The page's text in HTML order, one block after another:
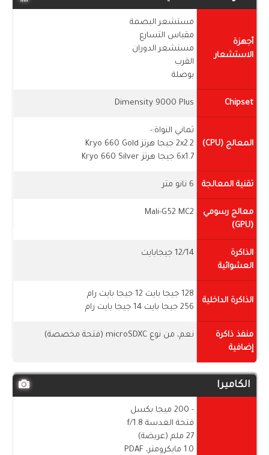
أجهزة
الاستشعار
مستشعر البصمة
مقياس التسارع
مستشعر الدوران
القرب
بوصلة
Chipset
Dimensity 9000 Plus
المعالج (CPU)
ثماني النواة:-
2x2.2 جيجا هرتز Kryo 660 Gold
6x1.7 جيجا هرتز Kryo 660 Silver
تقنية المعالجة 6 نانو متر
معالج رسومي
(GPU)
Mali-G52 MC2
الذاكرة
العشوائية
12/14 جيجابايت
الذاكرة الداخلية
128 جيجا بايت 12 جيجا بايت رام
256 جيجا بايت 14 جيجا بايت رام
منفذ ذاكرة
إضافية
نعم، من نوع microSDXC (فتحة مخصصة)
الكاميرا
- 200 ميجا بكسل
فتحة العدسة f/1.8
27 ملم (عريضة)
1.0 مايكرومتر، PDAF